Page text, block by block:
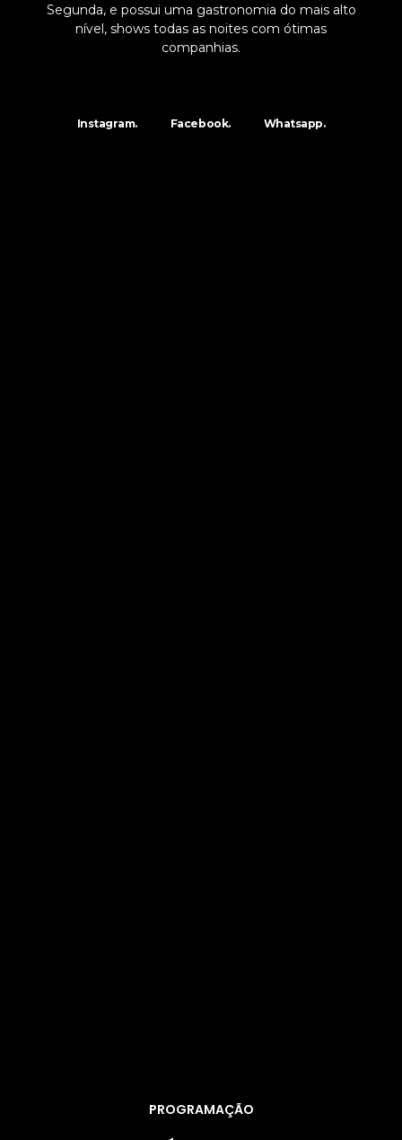
Segunda, e possui uma gastronomia do mais alto
nível, shows todas as noites com ótimas
companhias.
Instagram. Facebook. Whatsapp.
PROGRAMAÇÃO